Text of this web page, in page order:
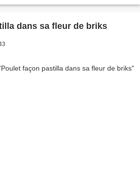
dans sa fleur de briks